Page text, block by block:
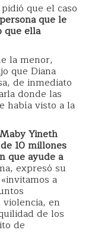
que el caso
que le
que ella
la menor,
que Diana
de inmediato
donde las
había visto a la
Yineth
10 millones
que ayude a
expresó su
a
en
de los
de